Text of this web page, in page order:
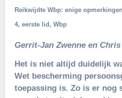
Reikwijdte Wbp: enige
4, eerste lid, Wbp
Gerrit-Jan Zwenne en
Het is niet altijd duidelijk
Wet bescherming
toepassing is. Zo is er nog